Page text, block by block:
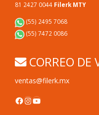
81 2427 0044 Filerk MTY
(55) 2495 7068
(55) 7472 0086
CORREO DE
ventas@filerk.mx
Facebook
Instagram
YouTube